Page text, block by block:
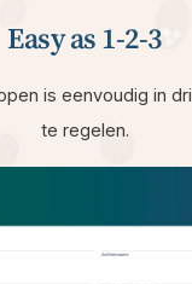
Easy as 1-2-3
is eenvoudig in
te regelen.